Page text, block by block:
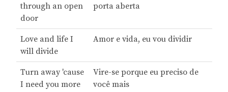
through an open
door
porta aberta
Love and life I
will divide
Amor e vida, eu vou dividir
Turn away 'cause
I need you more
Vire-se porque eu preciso de
você mais